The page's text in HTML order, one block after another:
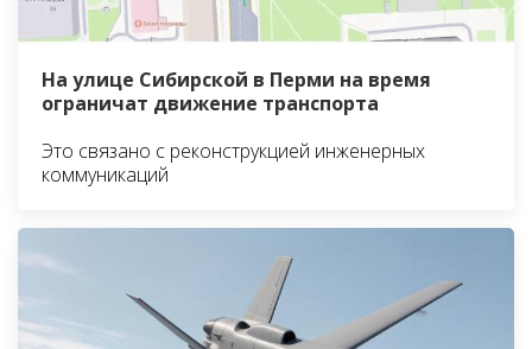
На улице Сибирской в Перми на время
ограничат движение транспорта
Это связано с реконструкцией инженерных
коммуникаций